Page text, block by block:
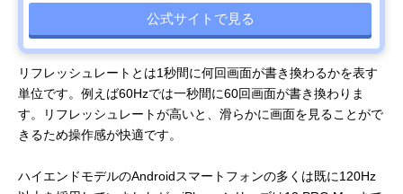
公式サイトで見る
リフレッシュレートとは1秒間に何回画面が書き換わるかを表す
単位です。例えば60Hzでは一秒間に60回画面が書き換わりま
す。リフレッシュレートが高いと、滑らかに画面を見ることがで
きるため操作感が快適です。
ハイエンドモデルのAndroidスマートフォンの多くは既に120Hz